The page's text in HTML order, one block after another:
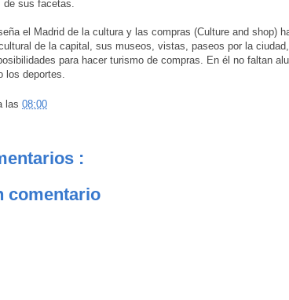
sus facetas.
el Madrid de la cultura y las compras (Culture and shop)
de la capital, sus museos, vistas, paseos por la
para hacer turismo de compras. En él no faltan
los deportes.
las 08:00
:
comentario